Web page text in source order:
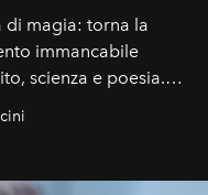
di magia: torna la
immancabile
scienza e poesia.